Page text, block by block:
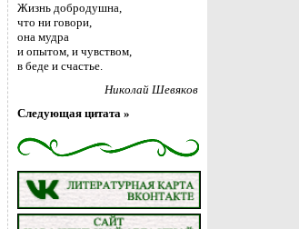
Жизнь добродушна,
что ни говори,
она мудра
и опытом, и чувством,
в беде и счастье.
Николай Шевяков
Следующая цитата »